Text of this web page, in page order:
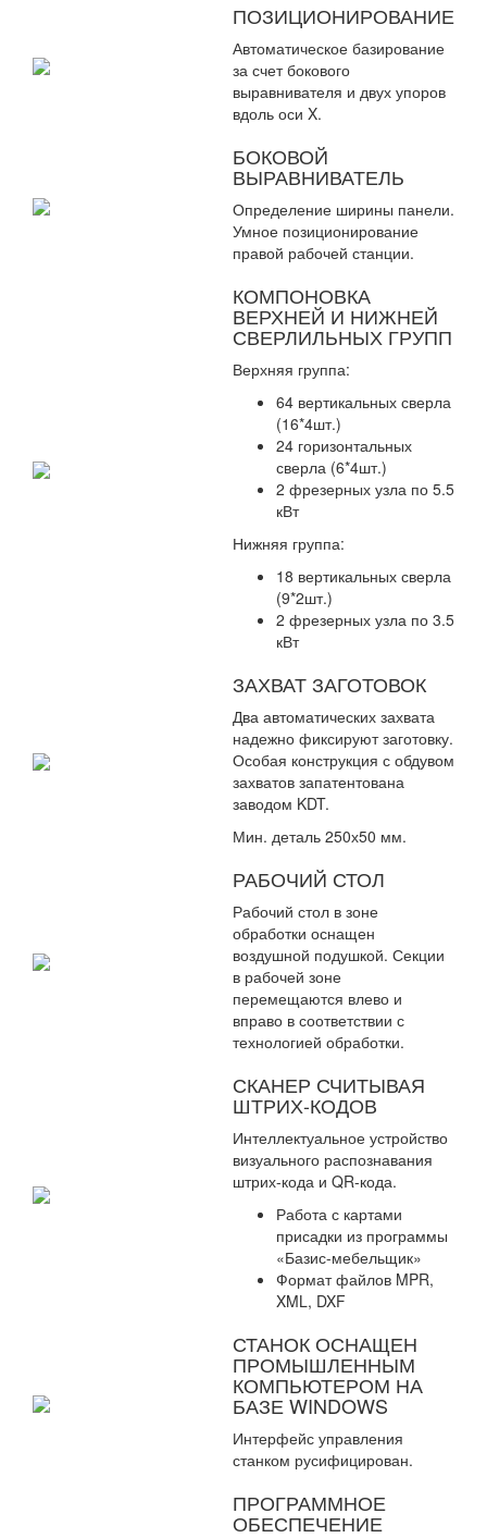
ПОЗИЦИОНИРОВАНИЕ
Автоматическое базирование
за счет бокового
выравнивателя и двух упоров
вдоль оси X.
БОКОВОЙ
ВЫРАВНИВАТЕЛЬ
Определение ширины панели.
Умное позиционирование
правой рабочей станции.
КОМПОНОВКА
ВЕРХНЕЙ И НИЖНЕЙ
СВЕРЛИЛЬНЫХ ГРУПП
Верхняя группа:
64 вертикальных сверла
(16*4шт.)
24 горизонтальных
сверла (6*4шт.)
2 фрезерных узла по 5.5
кВт
Нижняя группа:
18 вертикальных сверла
(9*2шт.)
2 фрезерных узла по 3.5
кВт
ЗАХВАТ ЗАГОТОВОК
Два автоматических захвата
надежно фиксируют заготовку.
Особая конструкция с обдувом
захватов запатентована
заводом KDT.
Мин. деталь 250х50 мм.
РАБОЧИЙ СТОЛ
Рабочий стол в зоне
обработки оснащен
воздушной подушкой. Секции
в рабочей зоне
перемещаются влево и
вправо в соответствии с
технологией обработки.
СКАНЕР СЧИТЫВАЯ
ШТРИХ-КОДОВ
Интеллектуальное устройство
визуального распознавания
штрих-кода и QR-кода.
Работа с картами
присадки из программы
«Базис-мебельщик»
Формат файлов MPR,
XML, DXF
СТАНОК ОСНАЩЕН
ПРОМЫШЛЕННЫМ
КОМПЬЮТЕРОМ НА
БАЗЕ WINDOWS
Интерфейс управления
станком русифицирован.
ПРОГРАММНОЕ
ОБЕСПЕЧЕНИЕ